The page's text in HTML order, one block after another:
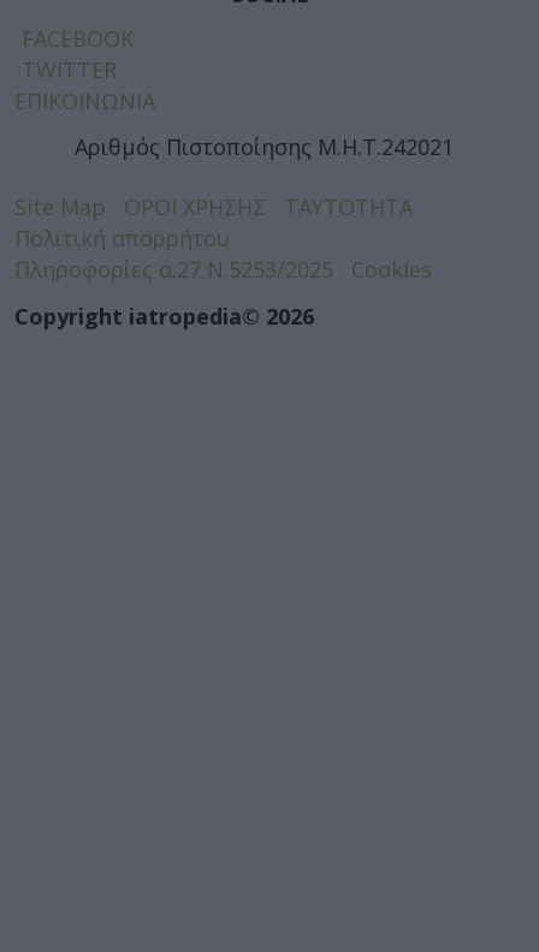
FACEBOOK
TWITTER
ΕΠΙΚΟΙΝΩΝΙΑ
Αριθμός Πιστοποίησης Μ.Η.Τ.242021
Site Map ΟΡΟΙ ΧΡΗΣΗΣ
ΤΑΥΤΟΤΗΤΑ
Πολιτική απορρήτου
Πληροφορίες α.27 Ν.5253/2025
Cookies
Copyright iatropedia© 2026